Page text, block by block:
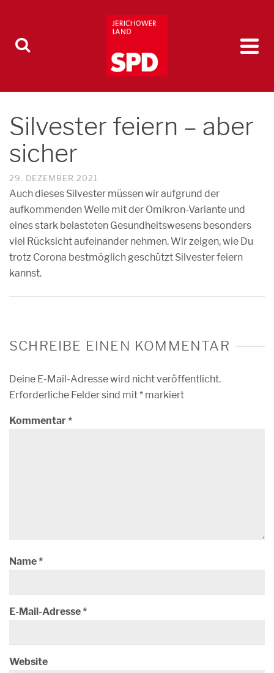
Silvester feiern – aber
sicher
29. DEZEMBER 2021
Auch dieses Silvester müssen wir aufgrund der
aufkommenden Welle mit der Omikron-Variante und
eines stark belasteten Gesundheitswesens besonders
viel Rücksicht aufeinander nehmen. Wir zeigen, wie Du
trotz Corona bestmöglich geschützt Silvester feiern
kannst.
SCHREIBE EINEN KOMMENTAR
Deine E-Mail-Adresse wird nicht veröffentlicht.
Erforderliche Felder sind mit* markiert
Kommentar*
Name*
E-Mail-Adresse*
Website